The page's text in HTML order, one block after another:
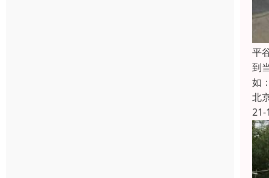
平
到
如
北
21-